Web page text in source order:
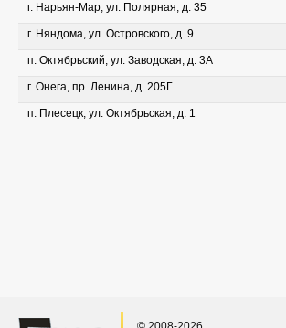
г. Нарьян-Мар, ул. Полярная, д. 35
г. Няндома, ул. Островского, д. 9
п. Октябрьский, ул. Заводская, д. 3А
г. Онега, пр. Ленина, д. 205Г
п. Плесецк, ул. Октябрьская, д. 1